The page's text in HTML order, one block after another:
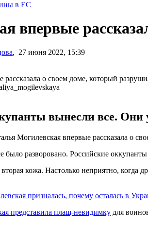
в ЕС
впервые
, 27 июня 2022, 15:39
вынесли все. Они
Могилевская впервые рассказала о
было разворовано. Российские
кожа. Настолько неприятно, когда
призналась, почему осталась в
представила плащ-невидимку для